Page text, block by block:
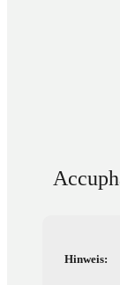
Hinweis: